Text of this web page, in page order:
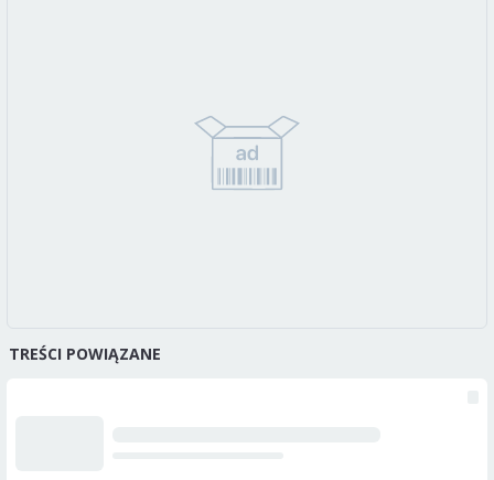
TREŚCI POWIĄZANE